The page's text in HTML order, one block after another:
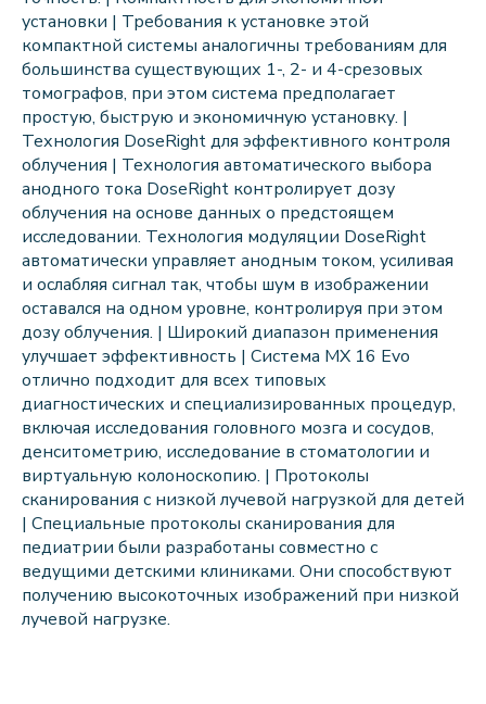
установки | Требования к установке этой
компактной системы аналогичны требованиям для
большинства существующих 1-, 2- и 4-срезовых
томографов, при этом система предполагает
простую, быструю и экономичную установку. |
Технология DoseRight для эффективного контроля
облучения | Технология автоматического выбора
анодного тока DoseRight контролирует дозу
облучения на основе данных о предстоящем
исследовании. Технология модуляции DoseRight
автоматически управляет анодным током, усиливая
и ослабляя сигнал так, чтобы шум в изображении
оставался на одном уровне, контролируя при этом
дозу облучения. | Широкий диапазон применения
улучшает эффективность | Система MX 16 Evo
отлично подходит для всех типовых
диагностических и специализированных процедур,
включая исследования головного мозга и сосудов,
денситометрию, исследование в стоматологии и
виртуальную колоноскопию. | Протоколы
сканирования с низкой лучевой нагрузкой для детей
| Специальные протоколы сканирования для
педиатрии были разработаны совместно с
ведущими детскими клиниками. Они способствуют
получению высокоточных изображений при низкой
лучевой нагрузке.